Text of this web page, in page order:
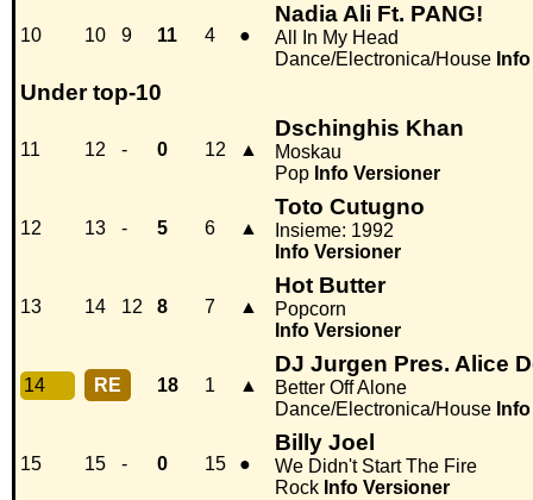
10 10 9 11 4 ●
Nadia Ali Ft. PANG!
All In My Head
Dance/Electronica/House Info
Under top-10
11 12 - 0 12 ▲
Dschinghis Khan
Moskau
Pop Info Versioner
12 13 - 5 6 ▲
Toto Cutugno
Insieme: 1992
Info Versioner
13 14 12 8 7 ▲
Hot Butter
Popcorn
Info Versioner
14 RE 18 1 ▲
DJ Jurgen Pres. Alice
Better Off Alone
Dance/Electronica/House Info
15 15 - 0 15 ●
Billy Joel
We Didn't Start The Fire
Rock Info Versioner